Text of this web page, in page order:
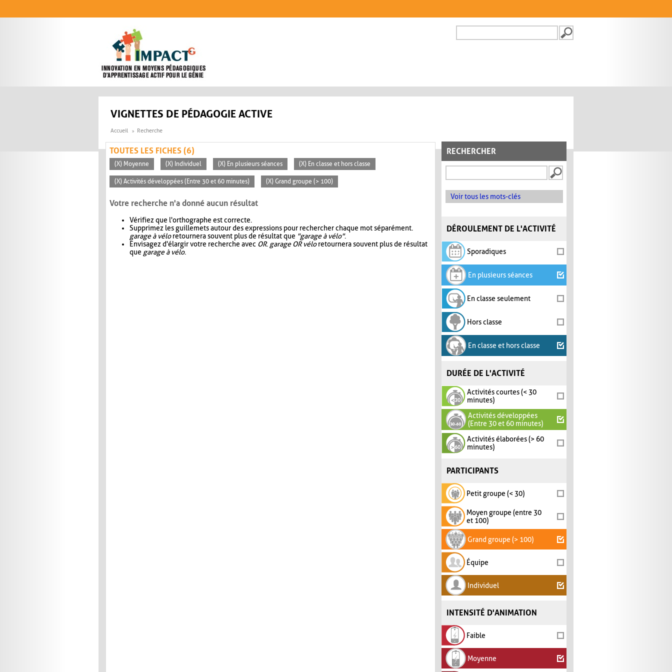
FORMULAIRE DE
VIGNETTES DE PÉDAGOGIE ACTIVE
Accueil Recherche
RECHERCHER
Voir tous les mots-clés
DÉROULEMENT DE L'ACTIVITÉ
Sporadiques
En plusieurs séances
En classe seulement
Hors classe
En classe et hors classe
DURÉE DE L'ACTIVITÉ
Activités courtes (< 30
minutes)
Activités développées
(Entre 30 et 60 minutes)
Activités élaborées (> 60
minutes)
PARTICIPANTS
Petit groupe (< 30)
Moyen groupe (entre 30
et 100)
Grand groupe (> 100)
Équipe
Individuel
INTENSITÉ D'ANIMATION
Faible
Moyenne
TOUTES LES FICHES (6)
(X) Moyenne (X) Individuel (X) En plusieurs séances (X) En classe et hors classe
(X) Activités développées (Entre 30 et 60 minutes) (X) Grand groupe (> 100)
Votre recherche n'a donné aucun résultat
Vérifiez que l'orthographe est correcte.
Supprimez les guillemets autour des expressions pour rechercher chaque mot séparément.
garage à véloretournera souvent plus de résultat que "garage à vélo".
Envisagez d'élargir votre recherche avec OR. garage OR véloretournera souvent plus de résultat
que garage à vélo.